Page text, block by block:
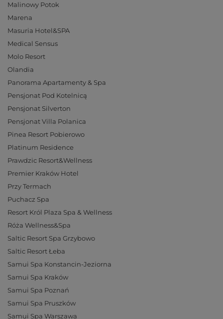
Malinowy Potok
Marena
Masuria Hotel&SPA
Medical Sensus
Molo Resort
Olandia
Panorama Apartamenty & Spa
Pensjonat Pod Kotelnicą
Pensjonat Silverton
Pensjonat Villa Polanica
Pinea Resort Pobierowo
Platinum Residence
Prawdzic Resort&Wellness
Premier Kraków Hotel
Przy Termach
Puchacz Spa
Resort Król Plaza Spa & Wellness
Róża Wellness&Spa
Saltic Resort Spa Grzybowo
Saltic Resort Łeba
Samui Spa Konstancin-Jeziorna
Samui Spa Kraków
Samui Spa Poznań
Samui Spa Pruszków
Samui Spa Warszawa